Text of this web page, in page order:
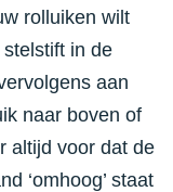
rolluiken wilt
in de
aan
naar boven of
altijd voor dat de
‘omhoog’ staat